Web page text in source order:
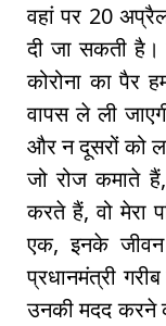
वहां पर 20
दी जा सकती
कोरोना का पैर
वापस ले ली
और न दूसरों को
जो रोज कमाते
करते हैं, वो मेरा
एक, इनके
प्रधानमंत्री
उनकी मदद करने